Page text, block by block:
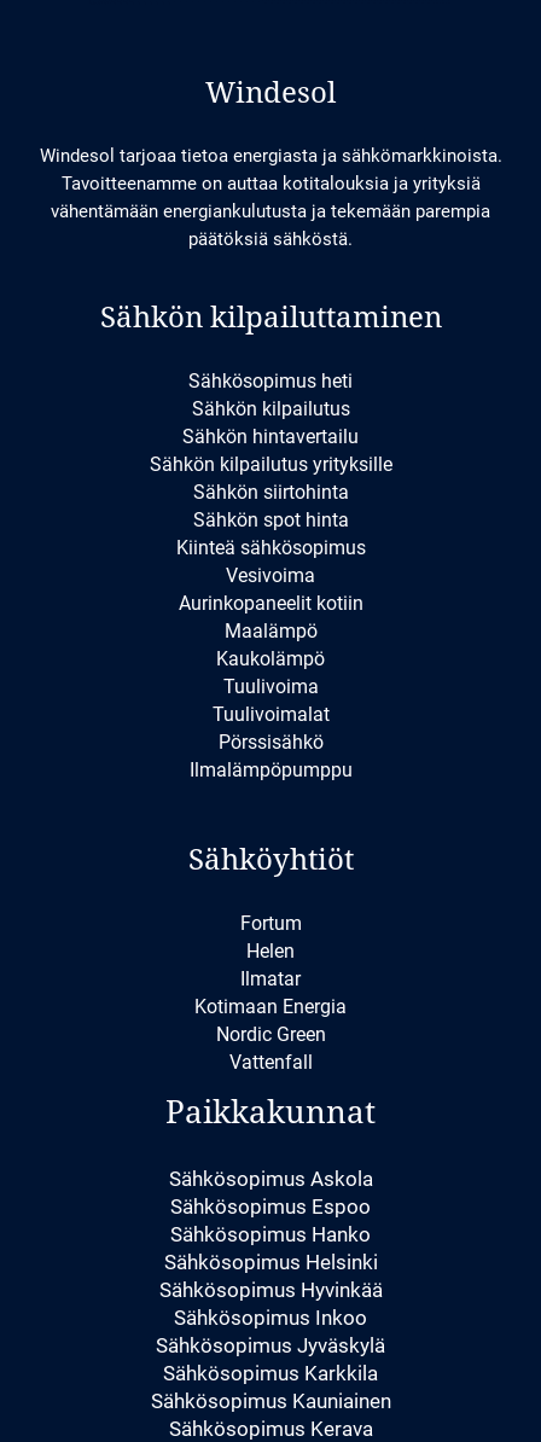
Windesol
Windesol tarjoaa tietoa energiasta ja sähkömarkkinoista.
Tavoitteenamme on auttaa kotitalouksia ja yrityksiä
vähentämään energiankulutusta ja tekemään parempia
päätöksiä sähköstä.
Sähkön kilpailuttaminen
Sähkösopimus heti
Sähkön kilpailutus
Sähkön hintavertailu
Sähkön kilpailutus yrityksille
Sähkön siirtohinta
Sähkön spot hinta
Kiinteä sähkösopimus
Vesivoima
Aurinkopaneelit kotiin
Maalämpö
Kaukolämpö
Tuulivoima
Tuulivoimalat
Pörssisähkö
Ilmalämpöpumppu
Sähköyhtiöt
Fortum
Helen
Ilmatar
Kotimaan Energia
Nordic Green
Vattenfall
Paikkakunnat
Sähkösopimus Askola
Sähkösopimus Espoo
Sähkösopimus Hanko
Sähkösopimus Helsinki
Sähkösopimus Hyvinkää
Sähkösopimus Inkoo
Sähkösopimus Jyväskylä
Sähkösopimus Karkkila
Sähkösopimus Kauniainen
Sähkösopimus Kerava